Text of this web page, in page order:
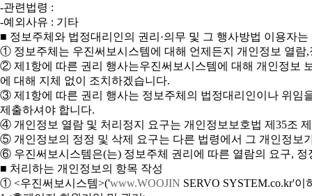
-관련법령 :
-예외사유 : 기타
■ 정보주체와 법정대리인의 권리·의무 및 그 행사방법 이용자
① 정보주체는 우진써보시스템에 대해 언제든지 개인정보 열
② 제1항에 따른 권리 행사는우진써보시스템에 대해 개인정보
에 대해 지체 없이 조치하겠습니다.
③ 제1항에 따른 권리 행사는 정보주체의 법정대리인이나 위임
제출하셔야 합니다.
④ 개인정보 열람 및 처리정지 요구는 개인정보보호법 제35조
⑤ 개인정보의 정정 및 삭제 요구는 다른 법령에서 그 개인정보
⑥ 우진써보시스템은(는) 정보주체 권리에 따른 열람의 요구,
■ 처리하는 개인정보의 항목 작성
① <우진써보시스템>('www.WOOJIN SERVO SYSTEM.co.kr'